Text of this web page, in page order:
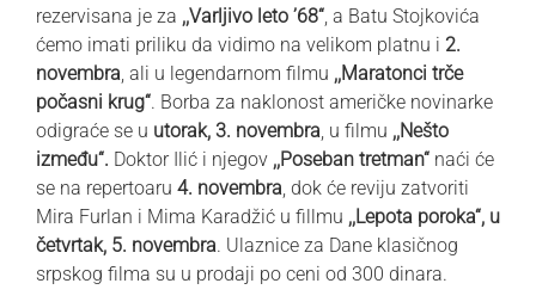
rezervisana je za ,,Varljivo leto ’68“ , a Batu Stojkovića
ćemo imati priliku da vidimo na velikom platnu i 2.
novembra , ali u legendarnom filmu ,,Maratonci trče
počasni krug“. Borba za naklonost američke novinarke
odigraće se u utorak, 3. novembra , u filmu ,,Nešto
između“. Doktor Ilić i njegov ,,Poseban tretman“ naći će
se na repertoaru 4. novembra , dok će reviju zatvoriti
Mira Furlan i Mima Karadžić u fillmu ,,Lepota poroka“, u
četvrtak, 5. novembra. Ulaznice za Dane klasičnog
srpskog filma su u prodaji po ceni od 300 dinara.